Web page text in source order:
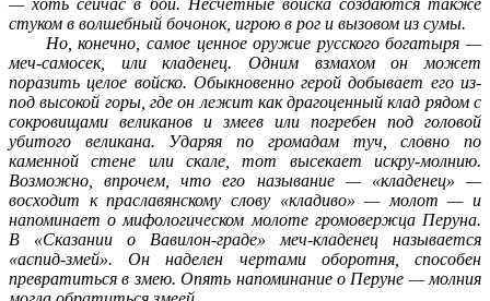
стуком в волшебный бочонок, игрою в рог и вызовом из сумы.
Но, конечно, самое ценное оружие русского богатыря —
меч-самосек, или кладенец. Одним взмахом он может
поразить целое войско. Обыкновенно герой добывает его из-
под высокой горы, где он лежит как драгоценный клад рядом с
сокровищами великанов и змеев или погребен под головой
убитого великана. Ударяя по громадам туч, словно по
каменной стене или скале, тот высекает искру-молнию.
Возможно, впрочем, что его называние — «кладенец» —
восходит к праславянскому слову «кладиво» — молот — и
напоминает о мифологическом молоте громовержца Перуна.
В «Сказании о Вавилон-граде» меч-кладенец называется
«аспид-змей». Он наделен чертами оборотня, способен
превратиться в змею. Опять напоминание о Перуне — молния